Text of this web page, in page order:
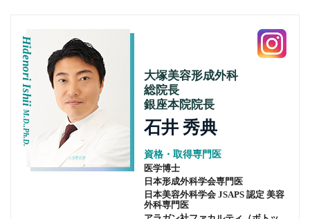
Hidenori Ishii
M.D.,Ph.D.
大塚美容形成外科
総院長
銀座本院院長
石井 秀典
資格・取得専門医
医学博士
日本形成外科学会専門医
日本美容外科学会 JSAPS 認定 美容
外科専門医